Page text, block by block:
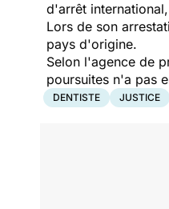
d'arrêt
Lors de son
pays d'origine.
Selon l'agence de
poursuites n'a pas
DENTISTE JUSTICE